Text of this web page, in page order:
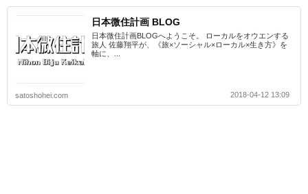
日本微住計画 BLOG
日本微住計画BLOGへようこそ。 ローカルをオウエンする
旅人 佐藤翔平が、《旅×ソーシャル×ローカル×生き方》を
軸に、...
satoshohei.com 2018-04-12 13:09